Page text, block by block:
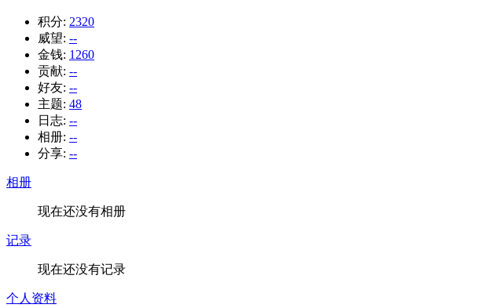
积分: 2320
威望: --
金钱: 1260
贡献: --
好友: --
主题: 48
日志: --
相册: --
分享: --
相册
现在还没有相册
记录
现在还没有记录
个人资料